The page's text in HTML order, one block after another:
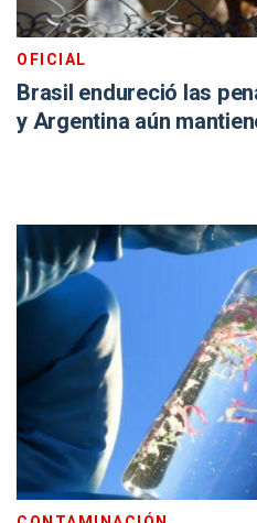
OFICIAL
Brasil endureció las
y Argentina aún